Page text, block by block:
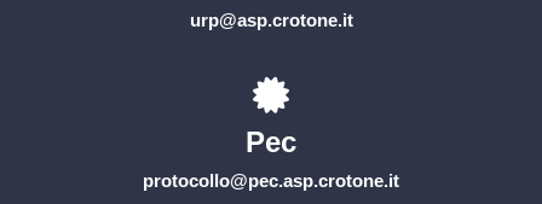
urp@asp.crotone.it
Pec
protocollo@pec.asp.crotone.it